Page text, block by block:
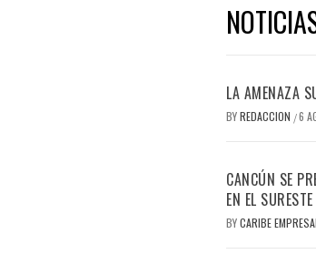
LA AMENAZA
BYREDACCION /6
CANCÚN SE
EN EL SURESTE
BYCARIBE